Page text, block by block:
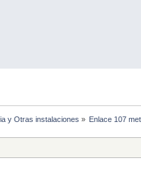
y Otras instalaciones » Enlace 107